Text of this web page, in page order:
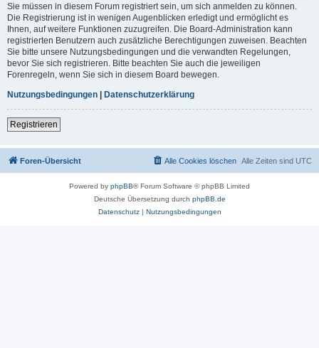
Sie müssen in diesem Forum registriert sein, um sich anmelden zu können.
Die Registrierung ist in wenigen Augenblicken erledigt und ermöglicht es
Ihnen, auf weitere Funktionen zuzugreifen. Die Board-Administration kann
registrierten Benutzern auch zusätzliche Berechtigungen zuweisen. Beachten
Sie bitte unsere Nutzungsbedingungen und die verwandten Regelungen,
bevor Sie sich registrieren. Bitte beachten Sie auch die jeweiligen
Forenregeln, wenn Sie sich in diesem Board bewegen.
Nutzungsbedingungen | Datenschutzerklärung
Registrieren
Foren-Übersicht Alle Zeiten sind UTC
Alle Cookies löschen
Powered by phpBB® Forum Software © phpBB Limited
Deutsche Übersetzung durch phpBB.de
Datenschutz| Nutzungsbedingungen